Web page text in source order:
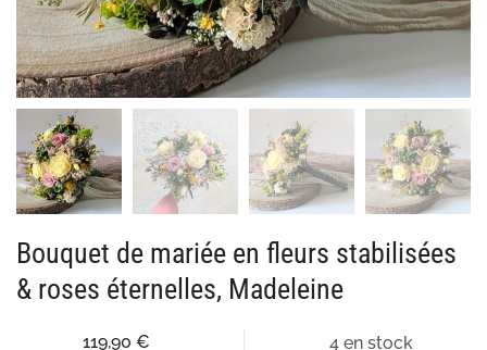
Bouquet de mariée en fleurs stabilisées
& roses éternelles, Madeleine
119,90 € 4 en stock